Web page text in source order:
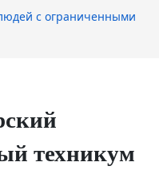
с ограниченными
техникум